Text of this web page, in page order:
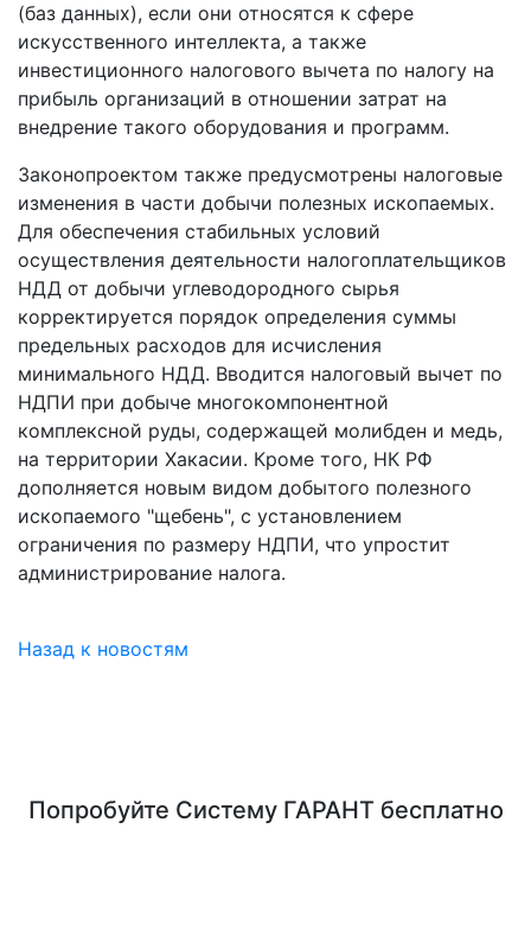
(баз данных), если они относятся к сфере
искусственного интеллекта, а также
инвестиционного налогового вычета по налогу на
прибыль организаций в отношении затрат на
внедрение такого оборудования и программ.
Законопроектом также предусмотрены налоговые
изменения в части добычи полезных ископаемых.
Для обеспечения стабильных условий
осуществления деятельности налогоплательщиков
НДД от добычи углеводородного сырья
корректируется порядок определения суммы
предельных расходов для исчисления
минимального НДД. Вводится налоговый вычет по
НДПИ при добыче многокомпонентной
комплексной руды, содержащей молибден и медь,
на территории Хакасии. Кроме того, НК РФ
дополняется новым видом добытого полезного
ископаемого "щебень", с установлением
ограничения по размеру НДПИ, что упростит
администрирование налога.
Назад к новостям
Попробуйте Систему ГАРАНТбесплатно